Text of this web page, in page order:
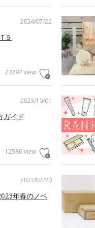
2024/07/22
５
23297 view
2023/10/01
ガイド
12586 view
2023/02/20
年春のノベ